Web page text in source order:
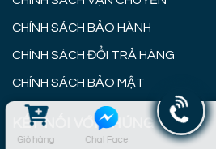
Giỏ hàng Chat Face
CHÍNH SÁCH BẢO HÀNH
CHÍNH SÁCH ĐỔI TRẢ HÀNG
CHÍNH SÁCH BẢO MẬT
KẾT NỐI VỚI CHÚNG TÔI